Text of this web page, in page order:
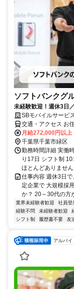
ソフトバンクグ
未経験歓迎！週休3日
SBモバイルサービ
交通・アクセス お
月給272,000円以上
千葉県千葉市緑区
勤務時間詳細 実働
り17日 シフト制
ほとんどありませ
仕事内容 週休3日
定企業で 大規模採
か？ 20～30代の方
業界未経験者歓迎 社員登
経験不問
未経験者歓迎
シフト制
履歴書不要 友
アルバイ